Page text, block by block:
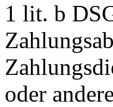
1 lit. b
oder